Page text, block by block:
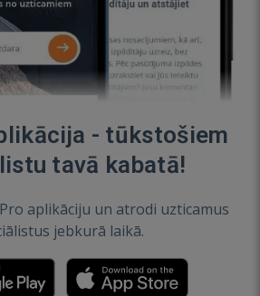
- tūkstošiem
tavā kabatā!
aplikāciju un atrodi uzticamus
jebkurā laikā.